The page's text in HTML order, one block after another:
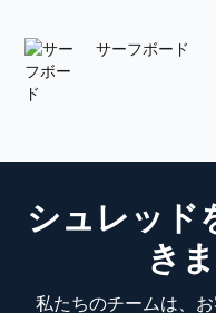
サーフボード
シュレッド
き
私たちのチームは、